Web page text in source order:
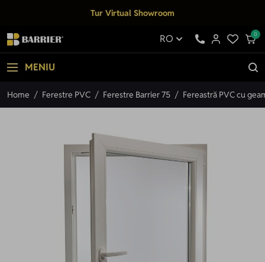
Tur Virtual Showroom
RO 0
MENIU
Home / Ferestre PVC / Ferestre Barrier 75 / Fereastră PVC cu